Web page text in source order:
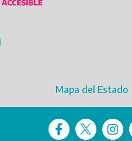
Mapa del Estado